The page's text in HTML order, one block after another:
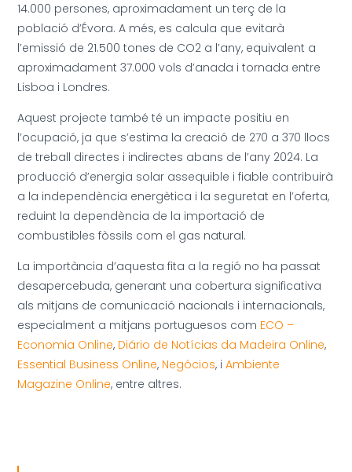
14.000 persones, aproximadament un terç de la
població d’Évora. A més, es calcula que evitarà
l’emissió de 21.500 tones de CO2 a l’any, equivalent a
aproximadament 37.000 vols d’anada i tornada entre
Lisboa i Londres.
Aquest projecte també té un impacte positiu en
l’ocupació, ja que s’estima la creació de 270 a 370 llocs
de treball directes i indirectes abans de l’any 2024. La
producció d’energia solar assequible i fiable contribuirà
a la independència energètica i la seguretat en l’oferta,
reduint la dependència de la importació de
combustibles fòssils com el gas natural.
La importància d’aquesta fita a la regió no ha passat
desapercebuda, generant una cobertura significativa
als mitjans de comunicació nacionals i internacionals,
especialment a mitjans portuguesos com ECO –
Economia Online, Diário de Notícias da Madeira Online,
Essential Business Online, Negócios, iAmbiente
Magazine Online, entre altres.